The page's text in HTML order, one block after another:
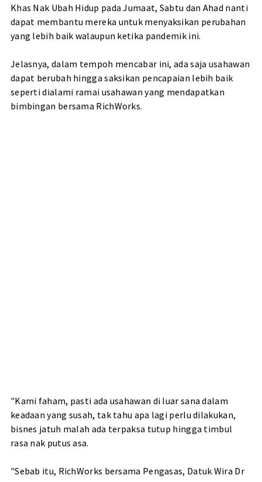
Khas Nak Ubah Hidup pada Jumaat, Sabtu dan Ahad nanti
dapat membantu mereka untuk menyaksikan perubahan
yang lebih baik walaupun ketika pandemik ini.
Jelasnya, dalam tempoh mencabar ini, ada saja usahawan
dapat berubah hingga saksikan pencapaian lebih baik
seperti dialami ramai usahawan yang mendapatkan
bimbingan bersama RichWorks.
"Kami faham, pasti ada usahawan di luar sana dalam
keadaan yang susah, tak tahu apa lagi perlu dilakukan,
bisnes jatuh malah ada terpaksa tutup hingga timbul
rasa nak putus asa.
"Sebab itu, RichWorks bersama Pengasas, Datuk Wira Dr